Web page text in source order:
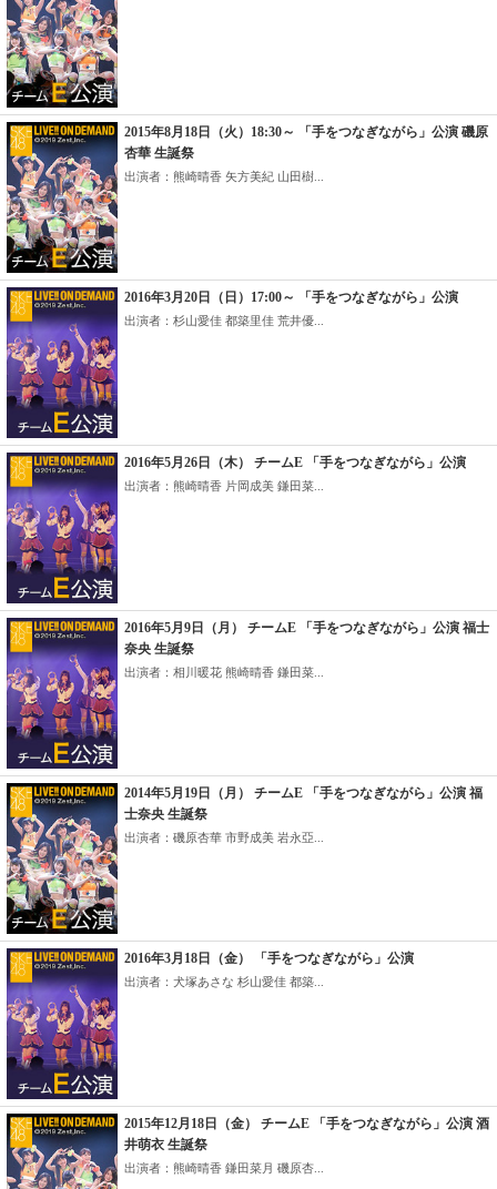
2015年8月18日（火）18:30～ 「手をつなぎながら」公演 磯原
杏華 生誕祭
出演者：熊崎晴香 矢方美紀 山田樹...
2016年3月20日（日）17:00～ 「手をつなぎながら」公演
出演者：杉山愛佳 都築里佳 荒井優...
2016年5月26日（木） チームE 「手をつなぎながら」公演
出演者：熊崎晴香 片岡成美 鎌田菜...
2016年5月9日（月） チームE 「手をつなぎながら」公演 福士
奈央 生誕祭
出演者：相川暖花 熊崎晴香 鎌田菜...
2014年5月19日（月） チームE 「手をつなぎながら」公演 福
士奈央 生誕祭
出演者：磯原杏華 市野成美 岩永亞...
2016年3月18日（金） 「手をつなぎながら」公演
出演者：犬塚あさな 杉山愛佳 都築...
2015年12月18日（金） チームE 「手をつなぎながら」公演 酒
井萌衣 生誕祭
出演者：熊崎晴香 鎌田菜月 磯原杏...